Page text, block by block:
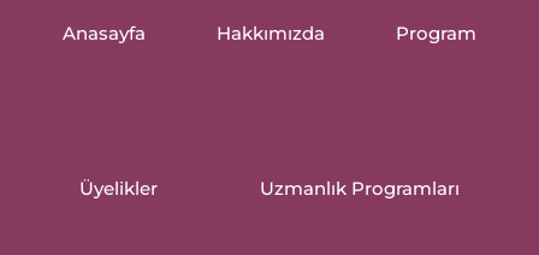
Anasayfa Hakkımızda Program
Üyelikler Uzmanlık Programları